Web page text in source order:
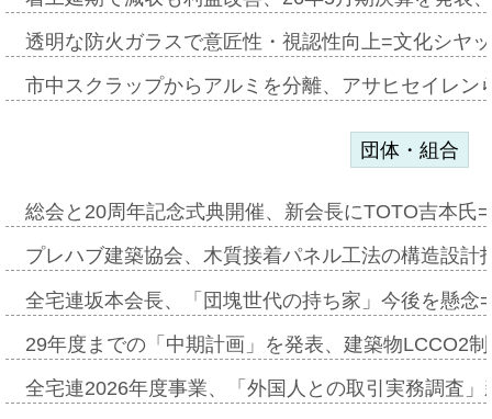
透明な防火ガラスで意匠性・視認性向上=文化シヤ
市中スクラップからアルミを分離、アサヒセイレ
団体・組合
総会と20周年記念式典開催、新会長にTOTO吉本氏
プレハブ建築協会、木質接着パネル工法の構造設
全宅連坂本会長、「団塊世代の持ち家」今後を懸
29年度までの「中期計画」を発表、建築物LCCO2
全宅連2026年度事業、「外国人との取引実務調査